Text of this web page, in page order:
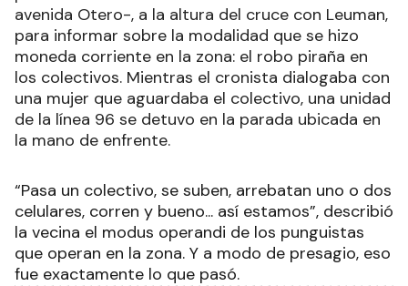
avenida Otero-, a la altura del cruce con Leuman,
para informar sobre la modalidad que se hizo
moneda corriente en la zona: el robo piraña en
los colectivos. Mientras el cronista dialogaba con
una mujer que aguardaba el colectivo, una unidad
de la línea 96 se detuvo en la parada ubicada en
la mano de enfrente.
“Pasa un colectivo, se suben, arrebatan uno o dos
celulares, corren y bueno... así estamos”, describió
la vecina el modus operandi de los punguistas
que operan en la zona. Y a modo de presagio, eso
fue exactamente lo que pasó.